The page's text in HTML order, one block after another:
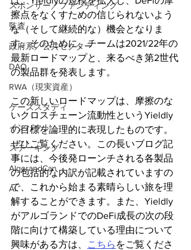
スポンサー／ファンディング
監査
政府系／公共セクター
DAO
RWA（現実資産）
ケーススタディ
インパクト
ステーキング
AlgorandCan
AI
擦点をなくすための信じられないよう
な（そして継続的な）機会となりま
す。そのために、チームは2021/22年の
最新ロードマップと、来るべき第2世代
の製品群を発表します。
この新しいロードマップは、摩擦のな
いクロスチェーン流動性というYieldly
の目標を論理的に表現したものです。
ぜひご覧ください。この長いブログ記
事には、今後発ローンチされる各製品
の包括的な内訳が記載されていますの
で、これから始まる素晴らしい旅を理
解することができます。また、Yieldly
がアルゴランドでのDeFi成長の次の段
階に向けて構築している理由について
興味がある方は、
こちら をご覧くださ